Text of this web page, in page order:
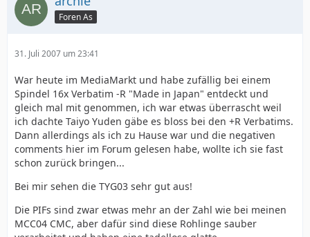
Foren As
31. Juli 2007 um 23:41
War heute im MediaMarkt und habe zufällig bei einem
Spindel 16x Verbatim -R "Made in Japan" entdeckt und
gleich mal mit genommen, ich war etwas überrascht weil
ich dachte Taiyo Yuden gäbe es bloss bei den +R Verbatims.
Dann allerdings als ich zu Hause war und die negativen
comments hier im Forum gelesen habe, wollte ich sie fast
schon zurück bringen...
Bei mir sehen die TYG03 sehr gut aus!
Die PIFs sind zwar etwas mehr an der Zahl wie bei meinen
MCC04 CMC, aber dafür sind diese Rohlinge sauber